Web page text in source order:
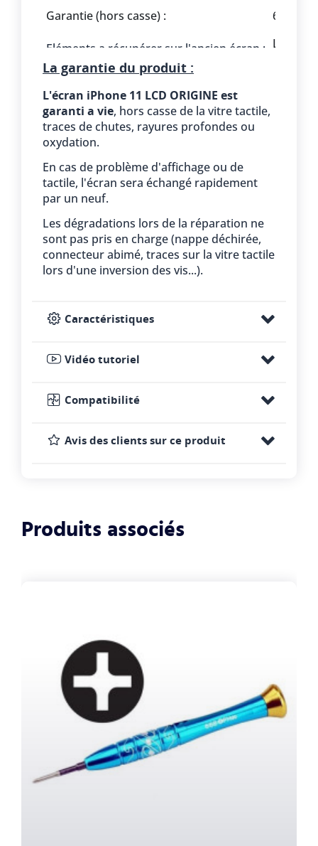
Garantie (hors casse) :
6 mois
Eléments a récupérer sur l'ancien écran : Le haut
Durée de la réparation :
Avantages :
La garantie du produit :
L'écran iPhone 11 LCD ORIGINE est
garanti a vie, hors casse de la vitre tactile,
traces de chutes, rayures profondes ou
oxydation.
En cas de problème d'affichage ou de
tactile, l'écran sera échangé rapidement
par un neuf.
Les dégradations lors de la réparation ne
sont pas pris en charge (nappe déchirée,
connecteur abimé, traces sur la vitre tactile
lors d'une inversion des vis...).
Caractéristiques
Vidéo tutoriel
Compatibilité
Avis des clients sur ce produit
Produits associés